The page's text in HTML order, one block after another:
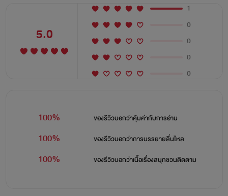
5.0
1
0
0
0
0
100% ของรีวิวบอกว่าคุ้มค่ากับการอ่าน
100% ของรีวิวบอกว่าการบรรยายลื่นไหล
100% ของรีวิวบอกว่าเนื้อเรื่องสนุกชวนติดตาม